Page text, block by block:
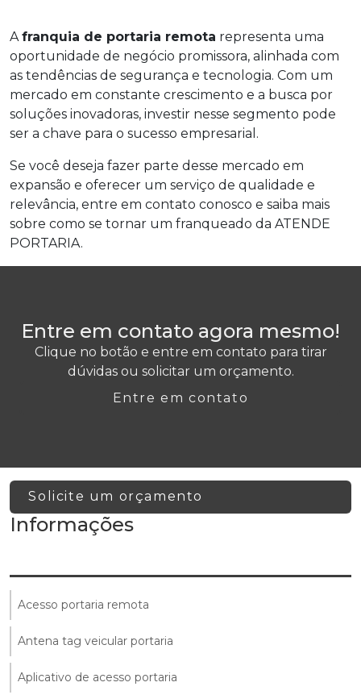
Afranquia de portaria remota representa uma
oportunidade de negócio promissora, alinhada com
as tendências de segurança e tecnologia. Com um
mercado em constante crescimento e a busca por
soluções inovadoras, investir nesse segmento pode
ser a chave para o sucesso empresarial.
Se você deseja fazer parte desse mercado em
expansão e oferecer um serviço de qualidade e
relevância, entre em contato conosco e saiba mais
sobre como se tornar um franqueado da ATENDE
PORTARIA.
Entre em contato agora mesmo!
Clique no botão e entre em contato para tirar
dúvidas ou solicitar um orçamento.
Entre em contato
Solicite um orçamento
Informações
Acesso portaria remota
Antena tag veicular portaria
Aplicativo de acesso portaria